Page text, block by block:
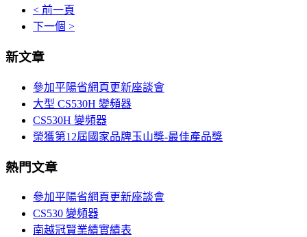
< 前一頁
下一個 >
新文章
參加平陽省網頁更新座談會
大型 CS530H 變頻器
CS530H 變頻器
榮獲第12屆國家品牌玉山獎-最佳產品獎
熱門文章
參加平陽省網頁更新座談會
CS530 變頻器
南越冠賢業績實績表